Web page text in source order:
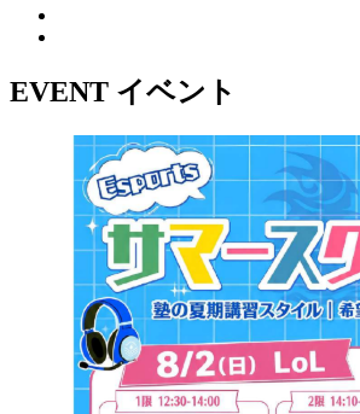
EVENT イベント